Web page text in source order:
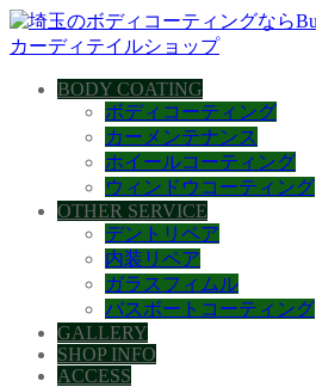
BODY COATING
ボディコーティング
カーメンテナンス
ホイールコーティング
ウィンドウコーティング
OTHER SERVICE
デントリペア
内装リペア
ガラスフィムル
バスボートコーティング
GALLERY
SHOP INFO
ACCESS